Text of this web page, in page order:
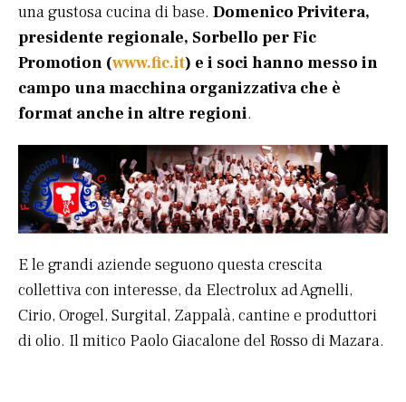
una gustosa cucina di base. Domenico Privitera,
presidente regionale, Sorbello per Fic
Promotion (www.fic.it) e i soci hanno messo in
campo una macchina organizzativa che è
format anche in altre regioni.
E le grandi aziende seguono questa crescita
collettiva con interesse, da Electrolux ad Agnelli,
Cirio, Orogel, Surgital, Zappalà, cantine e produttori
di olio. Il mitico Paolo Giacalone del Rosso di Mazara.